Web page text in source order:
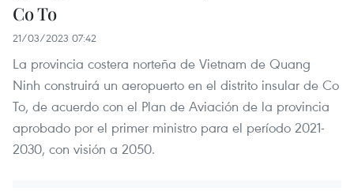
Co To
21/03/2023 07:42
La provincia costera norteña de Vietnam de Quang
Ninh construirá un aeropuerto en el distrito insular de Co
To, de acuerdo con el Plan de Aviación de la provincia
aprobado por el primer ministro para el período 2021-
2030, con visión a 2050.